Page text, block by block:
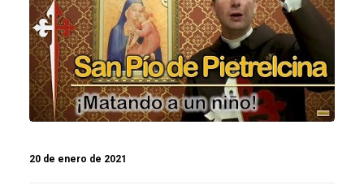
20 de enero de 2021